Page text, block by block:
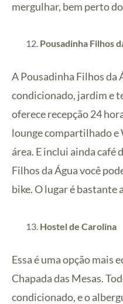
mergulhar, bem perto
Pousadinha Filhos
A Pousadinha Filhos da
condicionado, jardim e
oferece recepção 24
lounge compartilhado
área. E inclui ainda café
Filhos da Água você
bike. O lugar é bastante
Hostel de Carolina
Essa é uma opção mais
Chapada das Mesas.
condicionado, e o